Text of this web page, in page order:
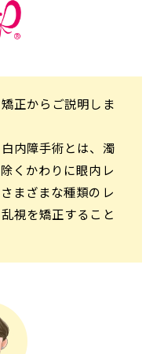
正からご説明しま
内障手術とは、濁
くかわりに眼内レ
まざまな種類のレ
視を矯正すること